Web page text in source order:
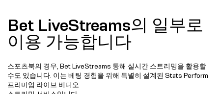
Bet LiveStreams의 일부로
이용 가능합니다
스포츠북의 경우, Bet LiveStreams 통해 실시간 스트리밍을 활용할
수도 있습니다. 이는 베팅 경험을 위해 특별히 설계된 Stats Perform
프리미엄 라이브 비디오